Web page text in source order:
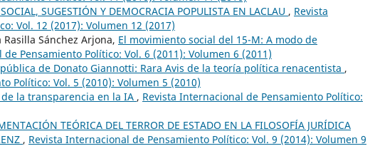
SUGESTIÓN Y DEMOCRACIA POPULISTA EN LACLAU , Revista
Vol. 12 (2017): Volumen 12 (2017)
Sánchez Arjona, El movimiento social del 15-M: A modo de
Pensamiento Político: Vol. 6 (2011): Volumen 6 (2011)
de Donato Giannotti: Rara Avis de la teoría política renacentista ,
Político: Vol. 5 (2010): Volumen 5 (2010)
la transparencia en la IA , Revista Internacional de Pensamiento Político:
TEÓRICA DEL TERROR DE ESTADO EN LA FILOSOFÍA JURÍDICA
, Revista Internacional de Pensamiento Político: Vol. 9 (2014): Volumen 9